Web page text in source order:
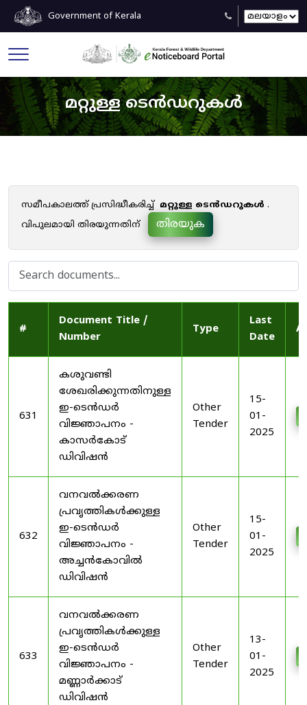
Government of Kerala
മറ്റുള്ള ടെൻഡറുകൾ
സമീപകാലത്ത് പ്രസിദ്ധീകരിച്ച് മറ്റുള്ള ടെൻഡറുകൾ .
വിപുലമായി തിരയുന്നതിന്
തിരയുക
#
Document Title /
Number
Type
Last
Date
631
കശുവണ്ടി
ശേഖരിക്കുന്നതിനുള്ള
ഇ-ടെൻഡർ
വിജ്ഞാപനം -
കാസർകോട്
ഡിവിഷൻ
Other
Tender
15-
01-
2025
632
വനവൽക്കരണ
പ്രവൃത്തികൾക്കുള്ള
ഇ-ടെൻഡർ
വിജ്ഞാപനം -
അച്ചൻകോവിൽ
ഡിവിഷൻ
Other
Tender
15-
01-
2025
633
വനവൽക്കരണ
പ്രവൃത്തികൾക്കുള്ള
ഇ-ടെൻഡർ
വിജ്ഞാപനം -
മണ്ണാർക്കാട്
ഡിവിഷൻ
Other
Tender
13-
01-
2025